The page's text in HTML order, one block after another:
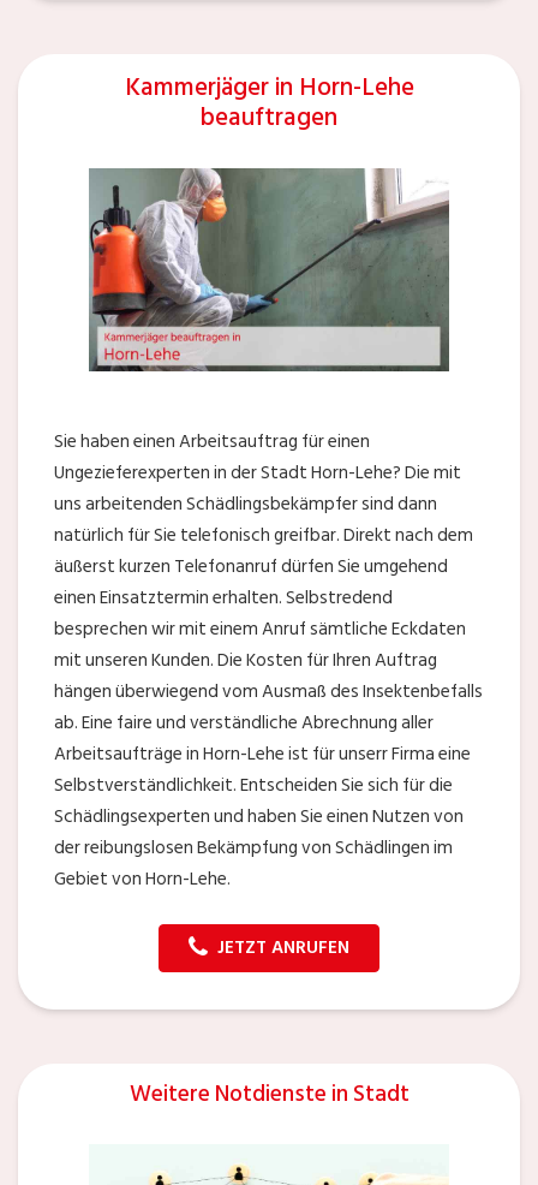
Kammerjäger in Horn-Lehe
beauftragen
Sie haben einen Arbeitsauftrag für einen
Ungezieferexperten in der Stadt Horn-Lehe? Die mit
uns arbeitenden Schädlingsbekämpfer sind dann
natürlich für Sie telefonisch greifbar. Direkt nach dem
äußerst kurzen Telefonanruf dürfen Sie umgehend
einen Einsatztermin erhalten. Selbstredend
besprechen wir mit einem Anruf sämtliche Eckdaten
mit unseren Kunden. Die Kosten für Ihren Auftrag
hängen überwiegend vom Ausmaß des Insektenbefalls
ab. Eine faire und verständliche Abrechnung aller
Arbeitsaufträge in Horn-Lehe ist für unserr Firma eine
Selbstverständlichkeit. Entscheiden Sie sich für die
Schädlingsexperten und haben Sie einen Nutzen von
der reibungslosen Bekämpfung von Schädlingen im
Gebiet von Horn-Lehe.
JETZT ANRUFEN
Weitere Notdienste in Stadt